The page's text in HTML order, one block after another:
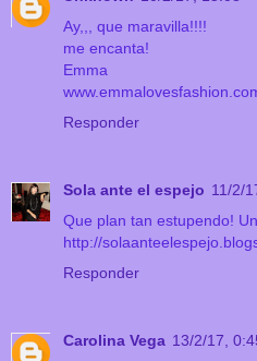
Ay,,, que maravilla!!!!
me encanta!
Emma
Responder
Sola ante el espejo 11/2/
Que plan tan estupendo!
http://
Responder
Carolina Vega 13/2/17,